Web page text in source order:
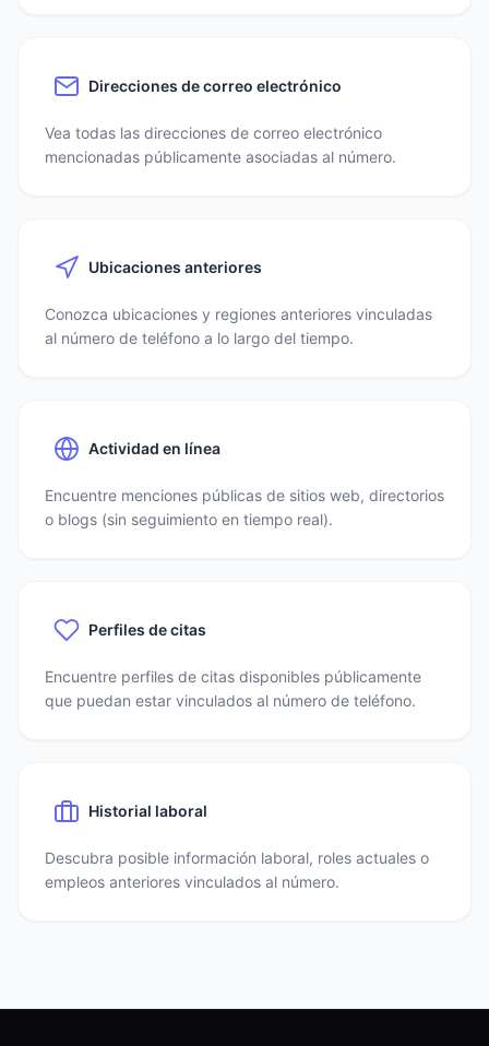
Direcciones de correo electrónico
Vea todas las direcciones de correo electrónico
mencionadas públicamente asociadas al número.
Ubicaciones anteriores
Conozca ubicaciones y regiones anteriores vinculadas
al número de teléfono a lo largo del tiempo.
Actividad en línea
Encuentre menciones públicas de sitios web, directorios
o blogs (sin seguimiento en tiempo real).
Perfiles de citas
Encuentre perfiles de citas disponibles públicamente
que puedan estar vinculados al número de teléfono.
Historial laboral
Descubra posible información laboral, roles actuales o
empleos anteriores vinculados al número.